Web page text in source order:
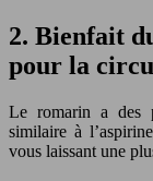
2. Bienfait
pour la
Le romarin a des
similaire à
vous laissant une